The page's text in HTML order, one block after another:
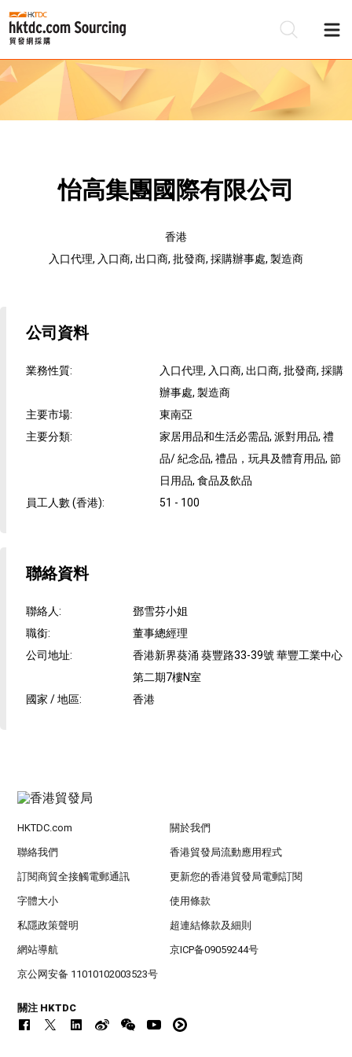
怡高集團國際有限公司
香港
入口代理, 入口商, 出口商, 批發商, 採購辦事處, 製造商
公司資料
業務性質:
入口代理, 入口商, 出口商, 批發商, 採購
辦事處, 製造商
主要市場:
東南亞
主要分類:
家居用品和生活必需品, 派對用品, 禮
品/ 紀念品, 禮品，玩具及體育用品, 節
日用品, 食品及飲品
員工人數 (香港): 51 - 100
聯絡資料
聯絡人:
鄧雪芬小姐
職銜:
董事總經理
公司地址:
香港新界葵涌 葵豐路33-39號 華豐工業中心
第二期7樓N室
國家 / 地區: 香港
HKTDC.com 關於我們
聯絡我們 香港貿發局流動應用程式
訂閱商貿全接觸電郵通訊 更新您的香港貿發局電郵訂閱
字體大小 使用條款
私隱政策聲明 超連結條款及細則
網站導航 京ICP备09059244号
京公网安备 11010102003523号
關注 HKTDC